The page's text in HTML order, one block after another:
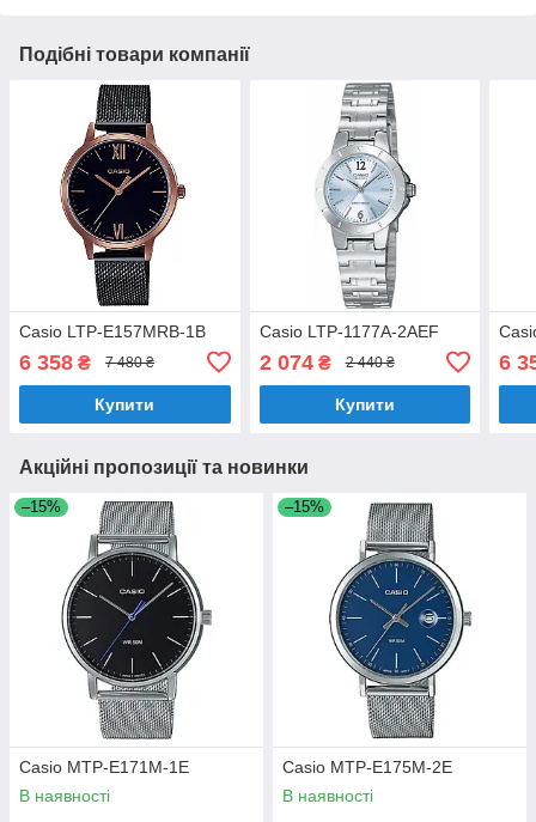
Подібні товари компанії
Casio LTP-E157MRB-1B
6 358 ₴ 7 480 ₴
Купити
Casio LTP-1177A-2AEF
2 074₴ 2 440 ₴
Купити
6
Акційні пропозиції та новинки
–15%
Casio MTP-E171M-1E
В наявності
–15%
Casio MTP-E175M-2E
В наявності